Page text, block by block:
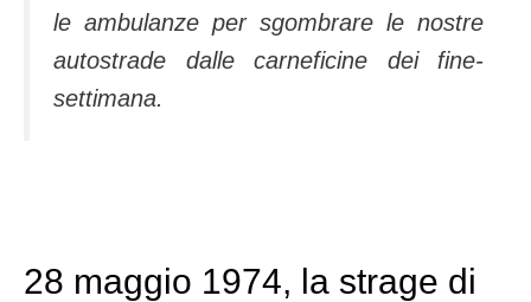
le ambulanze per sgombrare le nostre
autostrade dalle carneficine dei fine-
settimana.
28 maggio 1974, la strage di